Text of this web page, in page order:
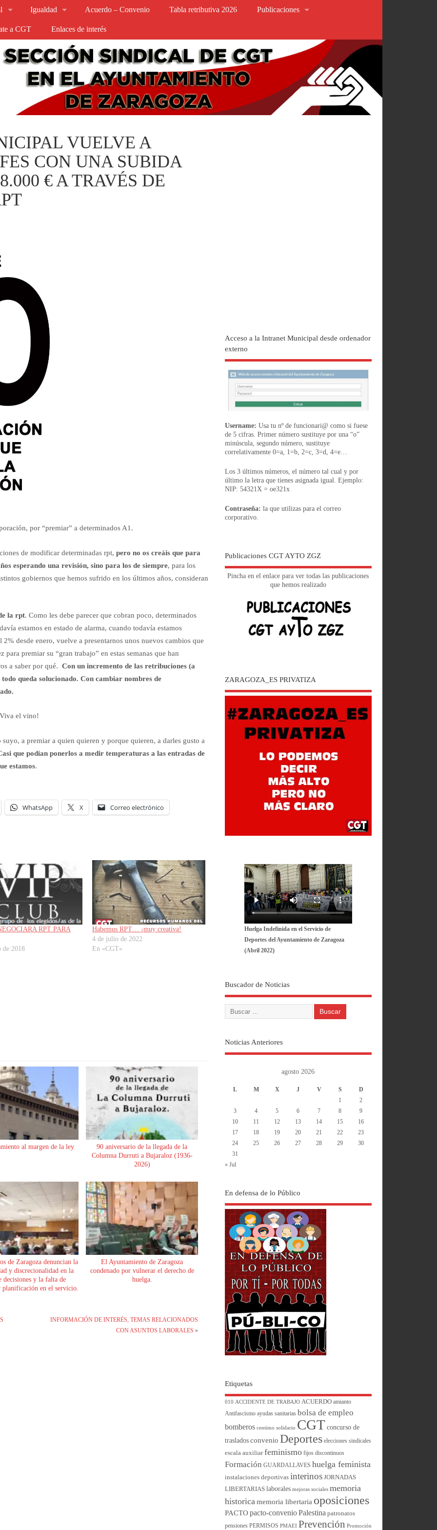
Igualdad Acuerdo – Convenio Tabla retributiva 2026 Publicaciones
a CGT Enlaces de interés
VUELVE A
CON UNA SUBIDA
€ A TRAVÉS DE
por “premiar” a determinados A1.
de modificar determinadas rpt,pero no os creáis que para
esperando una revisión, sino para los de siempre, para los
gobiernos que hemos sufrido en los últimos años, consideran
la rpt. Como les debe parecer que cobran poco, determinados
estamos en estado de alarma, cuando todavía estamos
desde enero, vuelve a presentarnos unos nuevos cambios que
para premiar su “gran trabajo” en estas semanas que han
a saber por qué.Con un incremento de las retribuciones (a
queda solucionado. Con cambiar nombres de
el vino!
a premiar a quien quieren y porque quieren, a darles gusto a
que podían ponerlos a medir temperaturas a las entradas de
estamos.
WhatsApp X Correo electrónico
RPT PARA
de 2018
Habemus RPT… ¡muy creativa!
4 de julio de 2022
En «CGT»
al margen de la ley
90 aniversario de la llegada de la
Columna Durruti a Bujaraloz (1936-
2026)
de Zaragoza denuncian la
y discrecionalidad en la
decisiones y la falta de
en el servicio.
El Ayuntamiento de Zaragoza
condenado por vulnerar el derecho de
huelga.
INFORMACIÓN DE INTERÉS, TEMAS RELACIONADOS
CON ASUNTOS LABORALES »
Acceso a la Intranet Municipal desde ordenador
externo
Username: Usa tu nº de funcionari@ como si fuese
de 5 cifras. Primer número sustituye por una “o”
minúscula, segundo número, sustituye
correlativamente 0=a, 1=b, 2=c, 3=d, 4=e…
Los 3 últimos números, el número tal cual y por
último la letra que tienes asignada igual. Ejemplo:
NIP: 54321X = oe321x
Contraseña: la que utilizas para el correo
corporativo.
Publicaciones CGT AYTO ZGZ
Pincha en el enlace para ver todas las publicaciones
que hemos realizado
ZARAGOZA_ES PRIVATIZA
Huelga Indefinida en el Servicio de
Deportes del Ayuntamiento de Zaragoza
(Abril 2022)
Buscador de Noticias
Noticias Anteriores
agosto 2026
L M X J V S
D
1
2
3
4 5 6 7 8
9
10
11 12 13 14 15
16
17
18 19 20 21 22
23
24
25 26 27 28 29
30
31
« Jul
En defensa de lo Público
Etiquetas
010 ACCIDENTE DE TRABAJO ACUERDO amianto
Antifascismo ayudas sanitarias bolsa de empleo
bomberos centimo solidario CGT concurso de
traslados convenio Deportes elecciones sindicales
escala auxiliar feminismo fijos discontinuos
Formación GUARDALLAVES huelga feminista
instalaciones deportivas interinos JORNADAS
LIBERTARIAS laborales mejoras sociales memoria
historica memoria libertaria oposiciones
PACTO pacto-convenio Palestina patronatos
pensiones PERMISOS PMAEI Prevención Promoción